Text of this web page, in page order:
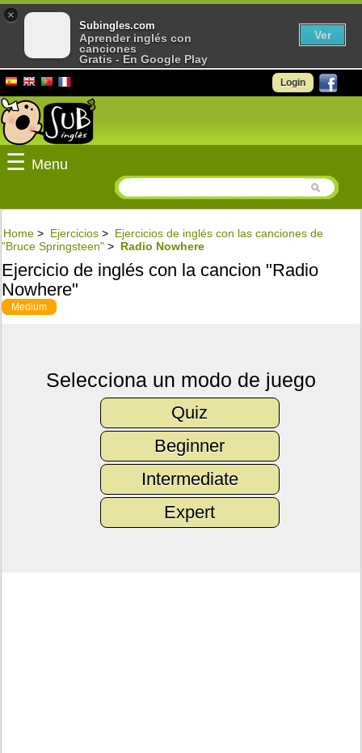
Login
☰ Menu
Home > Ejercicios > Ejercicios de inglés con las canciones de
"Bruce Springsteen" > Radio Nowhere
Ejercicio de inglés con la cancion "Radio
Nowhere"
Medium
Selecciona un modo de juego
Quiz
Beginner
Intermediate
Expert
×
Subingles.com
Aprender inglés con
canciones
Gratis - En Google Play
Ver